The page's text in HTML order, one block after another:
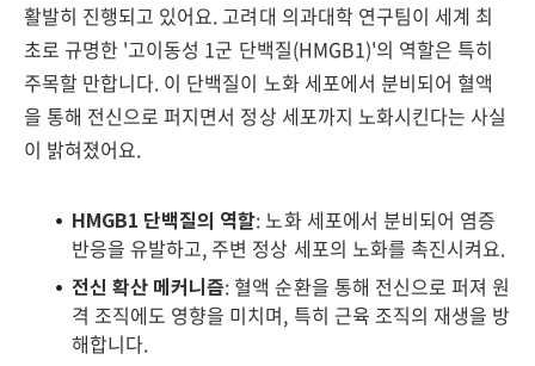
활발히 진행되고 있어요. 고려대 의과대학 연구팀이 세계 최
초로 규명한 '고이동성 1군 단백질(HMGB1)'의 역할은 특히
주목할 만합니다. 이 단백질이 노화 세포에서 분비되어 혈액
을 통해 전신으로 퍼지면서 정상 세포까지 노화시킨다는 사실
이 밝혀졌어요.
HMGB1 단백질의 역할: 노화 세포에서 분비되어 염증
반응을 유발하고, 주변 정상 세포의 노화를 촉진시켜요.
전신 확산 메커니즘: 혈액 순환을 통해 전신으로 퍼져 원
격 조직에도 영향을 미치며, 특히 근육 조직의 재생을 방
해합니다.